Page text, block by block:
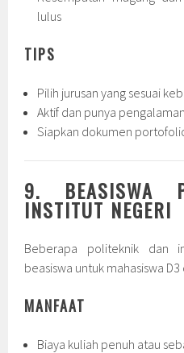
lulus
TIPS
Pilih jurusan yang sesuai
Aktif dan punya
Siapkan dokumen
9. BEASISWA
INSTITUT NEGERI
Beberapa politeknik dan
beasiswa untuk mahasiswa
MANFAAT
Biaya kuliah penuh atau